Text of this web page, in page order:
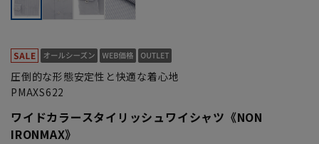
圧倒的な形態安定性と快適な着心地
PMAXS622
ワイドカラースタイリッシュワイシャツ《NON
IRONMAX》